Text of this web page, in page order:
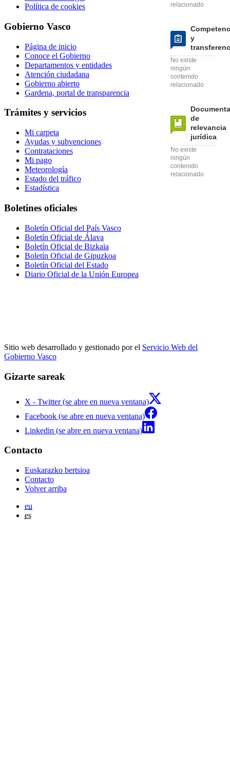
relacionado
y
No existe
ningún
contenido
relacionado
de
relevancia
jurídica
No existe
ningún
contenido
relacionado
Política de cookies
Gobierno Vasco
Página de inicio
Conoce el Gobierno
Departamentos y entidades
Atención ciudadana
Gobierno abierto
Gardena, portal de transparencia
Trámites y servicios
Mi carpeta
Ayudas y subvenciones
Contrataciones
Mi pago
Meteorología
Estado del tráfico
Estadística
Boletines oficiales
Boletín Oficial del País Vasco
Boletín Oficial de Álava
Boletín Oficial de Bizkaia
Boletín Oficial de Gipuzkoa
Boletín Oficial del Estado
Diario Oficial de la Unión Europea
Sitio web desarrollado y gestionado por el Servicio Web del
Gobierno Vasco
Gizarte sareak
X - Twitter (se abre en nueva ventana)
Facebook (se abre en nueva ventana)
Linkedin (se abre en nueva ventana)
Contacto
Euskarazko bertsioa
Contacto
Volver arriba
eu
es